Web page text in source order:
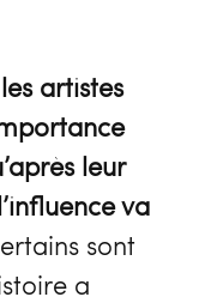
artistes
leur
va
sont
a